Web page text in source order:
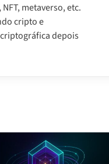
metaverso, etc.
cripto e
depois